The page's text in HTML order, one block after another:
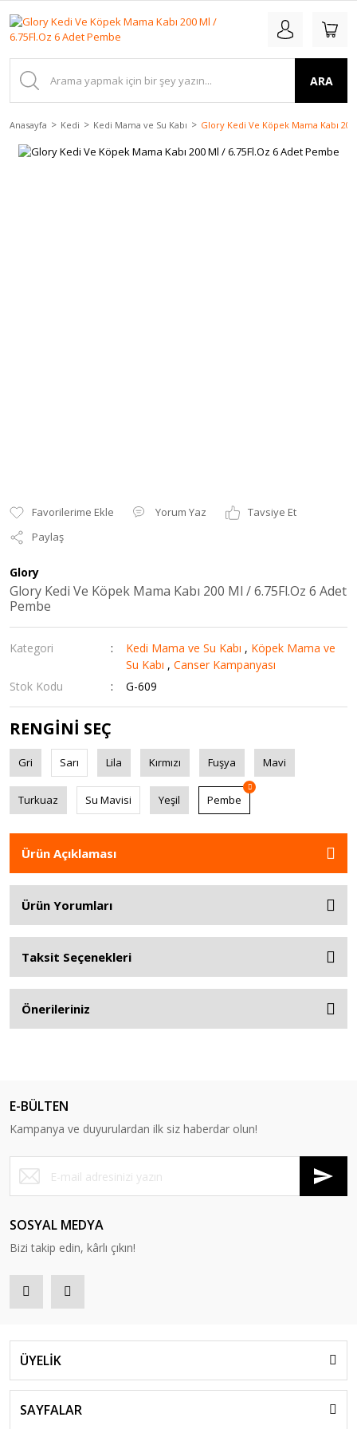
ARA
Anasayfa Kedi Kedi Mama ve Su Kabı Glory Kedi Ve Köpek Mama Kabı
Yorum Yaz
Tavsiye Et
Paylaş
Glory
Glory Kedi Ve Köpek Mama Kabı 200 Ml / 6.75Fl.Oz 6 Adet
Pembe
Kategori Kedi Mama ve Su Kabı , Köpek Mama ve
Su Kabı ,Canser Kampanyası
Stok Kodu
G-609
RENGİNİ SEÇ
Gri Sarı Lila Kırmızı Fuşya Mavi
Turkuaz Su Mavisi Yeşil Pembe
Ürün Açıklaması
Ürün Yorumları
Taksit Seçenekleri
Önerileriniz
E-BÜLTEN
Kampanya ve duyurulardan ilk siz haberdar olun!
SOSYAL MEDYA
Bizi takip edin, kârlı çıkın!
ÜYELİK
SAYFALAR